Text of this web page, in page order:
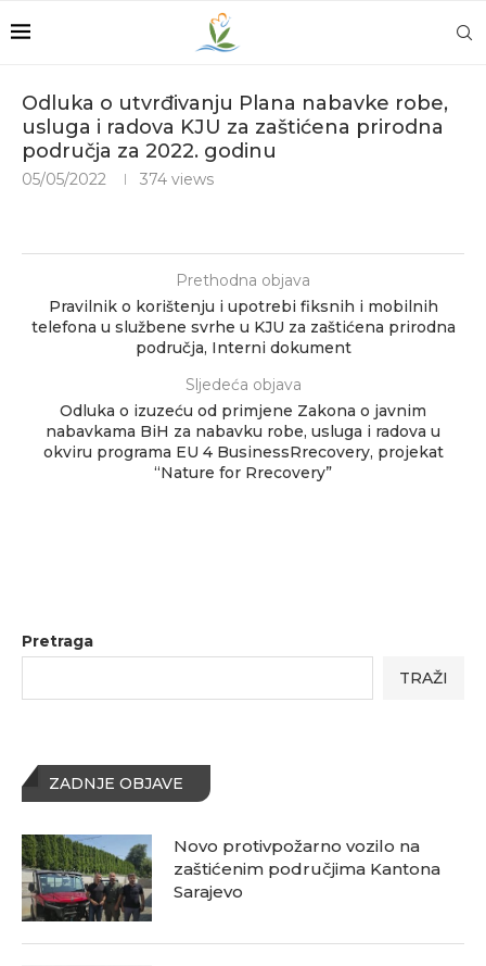
Odluka o utvrđivanju Plana nabavke robe,
usluga i radova KJU za zaštićena prirodna
područja za 2022. godinu
05/05/2022 374 views
Prethodna objava
Pravilnik o korištenju i upotrebi fiksnih i mobilnih
telefona u službene svrhe u KJU za zaštićena prirodna
područja, Interni dokument
Sljedeća objava
Odluka o izuzeću od primjene Zakona o javnim
nabavkama BiH za nabavku robe, usluga i radova u
okviru programa EU 4 BusinessRrecovery, projekat
“Nature for Rrecovery”
Pretraga
TRAŽI
ZADNJE OBJAVE
Novo protivpožarno vozilo na
zaštićenim područjima Kantona
Sarajevo